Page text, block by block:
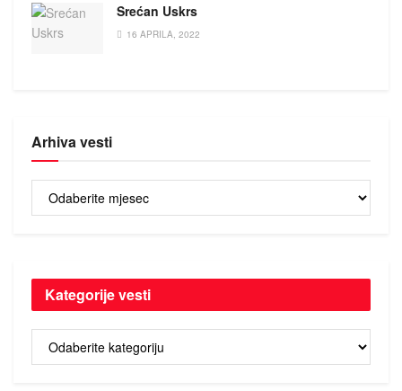
Srećan Uskrs
16 APRILA, 2022
Arhiva vesti
vesti
Kategorije vesti
vesti